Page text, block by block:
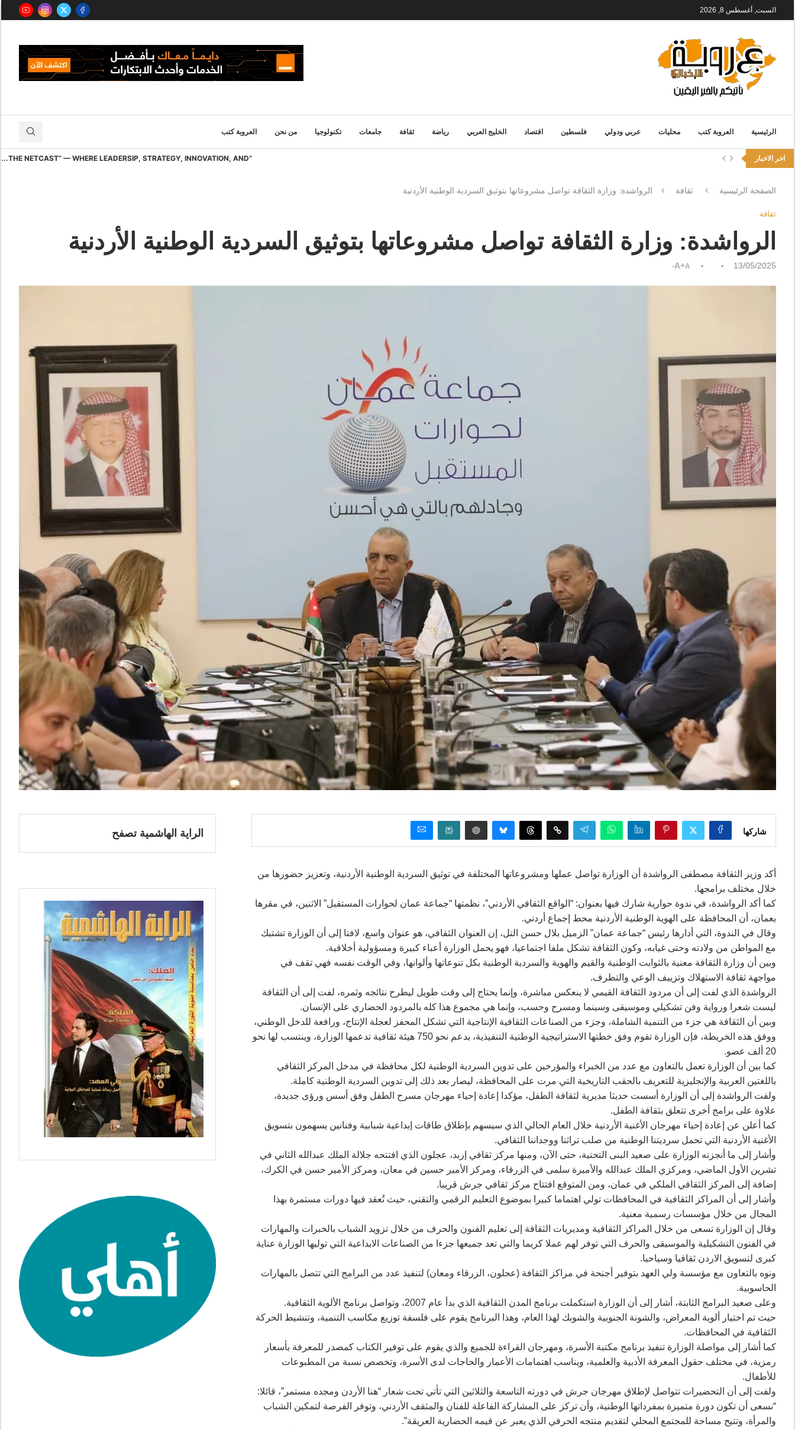
السبت, أغسطس 8, 2026
الرئيسية العروبة كتب محليات عربي ودولي فلسطين اقتصاد الخليج العربي رياضة ثقافة جامعات تكنولوجيا من نحن العروبة كتب
اخر الاخبار “THE NETCAST” — WHERE LEADERSIP, STRATEGY, INNOVATION, AND...
الصفحة الرئيسية ثقافة الرواشدة: وزارة الثقافة تواصل مشروعاتها بتوثيق السردية الوطنية الأردنية
ثقافة
الرواشدة: وزارة الثقافة تواصل مشروعاتها بتوثيق السردية الوطنية الأردنية
13/05/2025
A+A-
شاركها
أكد وزير الثقافة مصطفى الرواشدة أن الوزارة تواصل عملها ومشروعاتها المختلفة في توثيق السردية الوطنية الأردنية، وتعزيز حضورها من
خلال مختلف برامجها.
كما أكد الرواشدة، في ندوة حوارية شارك فيها بعنوان: “الواقع الثقافي الأردني”، نظمتها “جماعة عمان لحوارات المستقبل” الاثنين، في مقرها
بعمان، أن المحافظة على الهوية الوطنية الأردنية محط إجماع أردني.
وقال في الندوة، التي أدارها رئيس “جماعة عمان” الزميل بلال حسن التل، إن العنوان الثقافي، هو عنوان واسع، لافتا إلى أن الوزارة تشتبك
مع المواطن من ولادته وحتى غيابه، وكون الثقافة تشكل ملفا اجتماعيا، فهو يحمل الوزارة أعباء كبيرة ومسؤولية أخلاقية.
وبين أن وزارة الثقافة معنية بالثوابت الوطنية والقيم والهوية والسردية الوطنية بكل تنوعاتها وألوانها، وفي الوقت نفسه فهي تقف في
مواجهة ثقافة الاستهلاك وتزييف الوعي والتطرف.
الرواشدة الذي لفت إلى أن مردود الثقافة القيمي لا ينعكس مباشرة، وإنما يحتاج إلى وقت طويل ليطرح نتائجه وثمره، لفت إلى أن الثقافة
ليست شعرا ورواية وفن تشكيلي وموسيقى وسينما ومسرح وحسب، وإنما هي مجموع هذا كله بالمردود الحضاري على الإنسان.
وبين أن الثقافة هي جزء من التنمية الشاملة، وجزء من الصناعات الثقافية الإنتاجية التي تشكل المحفز لعجلة الإنتاج، ورافعة للدخل الوطني،
ووفق هذه الخريطة، فإن الوزارة تقوم وفق خطتها الاستراتيجية الوطنية التنفيذية، بدعم نحو 750 هيئة ثقافية تدعمها الوزارة، وينتسب لها نحو
20 ألف عضو.
كما بين أن الوزارة تعمل بالتعاون مع عدد من الخبراء والمؤرخين على تدوين السردية الوطنية لكل محافظة في مدخل المركز الثقافي
باللغتين العربية والإنجليزية للتعريف بالحقب التاريخية التي مرت على المحافظة، ليصار بعد ذلك إلى تدوين السردية الوطنية كاملة.
ولفت الرواشدة إلى أن الوزارة أسست حديثا مديرية لثقافة الطفل، مؤكدا إعادة إحياء مهرجان مسرح الطفل وفق أسس ورؤى جديدة،
علاوة على برامج أخرى تتعلق بثقافة الطفل.
كما أعلن عن إعادة إحياء مهرجان الأغنية الأردنية خلال العام الحالي الذي سيسهم بإطلاق طاقات إبداعية شبابية وفنانين يسهمون بتسويق
الأغنية الأردنية التي تحمل سرديتنا الوطنية من صلب تراثنا ووجداننا الثقافي.
وأشار إلى ما أنجزته الوزارة على صعيد البنى التحتية، حتى الآن، ومنها مركز ثقافي إربد، عجلون الذي افتتحه جلالة الملك عبدالله الثاني في
تشرين الأول الماضي، ومركزي الملك عبدالله والأميرة سلمى في الزرقاء، ومركز الأمير حسين في معان، ومركز الأمير حسن في الكرك،
إضافة إلى المركز الثقافي الملكي في عمان، ومن المتوقع افتتاح مركز ثقافي جرش قريبا.
وأشار إلى أن المراكز الثقافية في المحافظات تولي اهتماما كبيرا بموضوع التعليم الرقمي والتقني، حيث تُعقد فيها دورات مستمرة بهذا
المجال من خلال مؤسسات رسمية معنية.
وقال إن الوزارة تسعى من خلال المراكز الثقافية ومديريات الثقافة إلى تعليم الفنون والحرف من خلال تزويد الشباب بالخبرات والمهارات
في الفنون التشكيلية والموسيقى والحرف التي توفر لهم عملا كريما والتي تعد جميعها جزءا من الصناعات الابداعية التي توليها الوزارة عناية
كبرى لتسويق الاردن ثقافيا وسياحيا.
ونوه بالتعاون مع مؤسسة ولي العهد بتوفير أجنحة في مراكز الثقافة (عجلون، الزرقاء ومعان) لتنفيذ عدد من البرامج التي تتصل بالمهارات
الحاسوبية.
وعلى صعيد البرامج الثابتة، أشار إلى أن الوزارة استكملت برنامج المدن الثقافية الذي بدأ عام 2007، وتواصل برنامج الألوية الثقافية.
حيث تم اختيار ألوية المعراض، والشونة الجنوبية والشوبك لهذا العام، وهذا البرنامج يقوم على فلسفة توزيع مكاسب التنمية، وتنشيط الحركة
الثقافية في المحافظات.
كما أشار إلى مواصلة الوزارة تنفيذ برنامج مكتبة الأسرة، ومهرجان القراءة للجميع والذي يقوم على توفير الكتاب كمصدر للمعرفة بأسعار
رمزية، في مختلف حقول المعرفة الأدبية والعلمية، ويناسب اهتمامات الأعمار والحاجات لدى الأسرة، وتخصص نسبة من المطبوعات
للأطفال.
ولفت إلى أن التحضيرات تتواصل لإطلاق مهرجان جرش في دورته التاسعة والثلاثين التي تأتي تحت شعار “هنا الأردن ومجده مستمر”، قائلا:
“نسعى أن تكون دورة متميزة بمفرداتها الوطنية، وأن تركز على المشاركة الفاعلة للفنان والمثقف الأردني، وتوفر الفرصة لتمكين الشباب
والمرأة، وتتيح مساحة للمجتمع المحلي لتقديم منتجه الحرفي الذي يعبر عن قيمه الحضارية العريقة”.
الراية الهاشمية تصفح